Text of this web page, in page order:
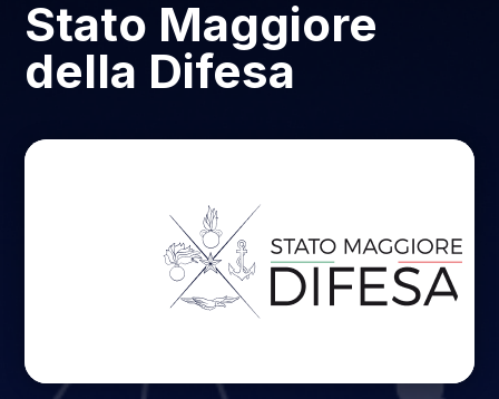
Stato Maggiore
della Difesa